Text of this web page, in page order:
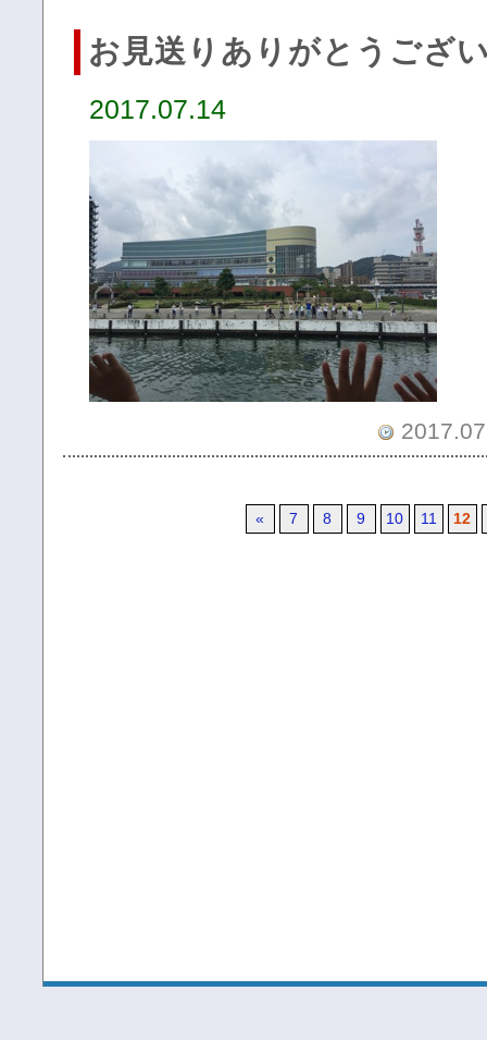
お見送りありがとうござ
2017.07.14
« 7 8 9 10 11 12